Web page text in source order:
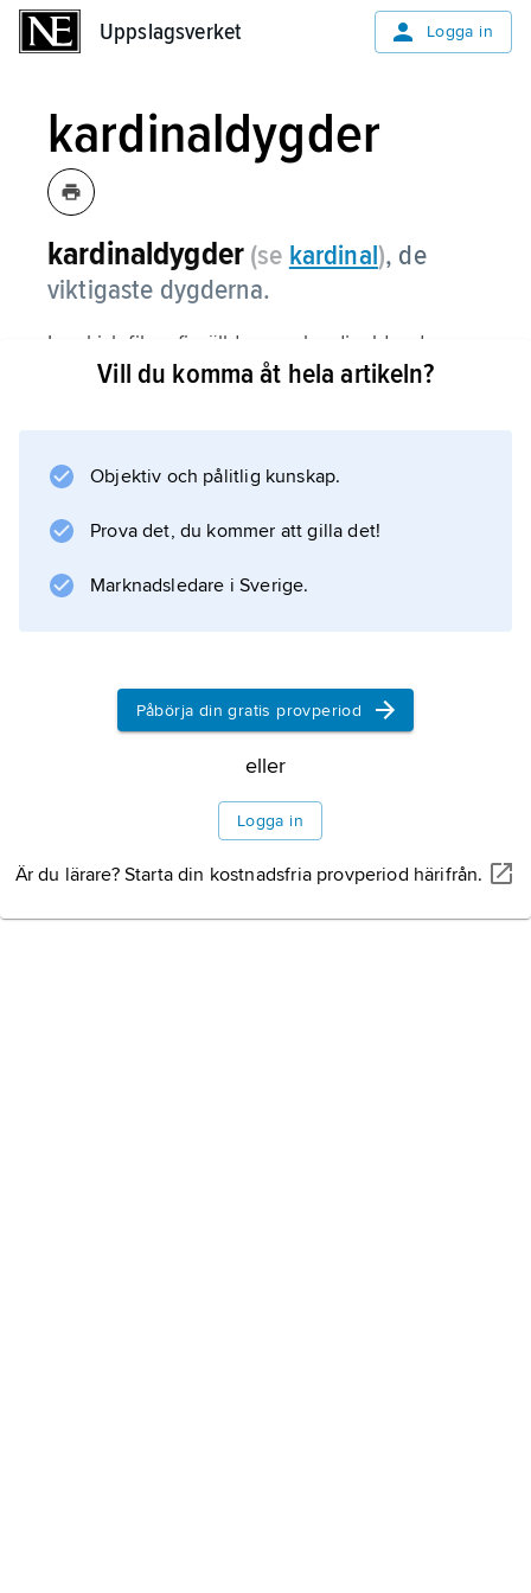
Uppslagsverket Logga in
kardinaldygder
kardinaldygder (se kardinal), de
viktigaste dygderna.
I grekisk filosofi gällde som kardinaldygder
vishet, mod, måttfullhet och rättrådighet.
ha kunskap om vad som är helt och hållet gott
hennes psyke. Till nämnda kardinaldygder
Information om artikeln
Vill du komma åt hela artikeln?
Objektiv och pålitlig kunskap.
Prova det, du kommer att gilla det!
Marknadsledare i Sverige.
Påbörja din gratis provperiod
eller
Logga in
Är du lärare? Starta din kostnadsfria provperiod härifrån.